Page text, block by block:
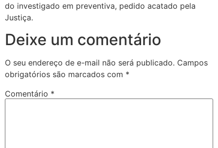
do investigado em preventiva, pedido acatado pela
Justiça.
Deixe um comentário
O seu endereço de e-mail não será publicado. Campos
obrigatórios são marcados com *
Comentário *